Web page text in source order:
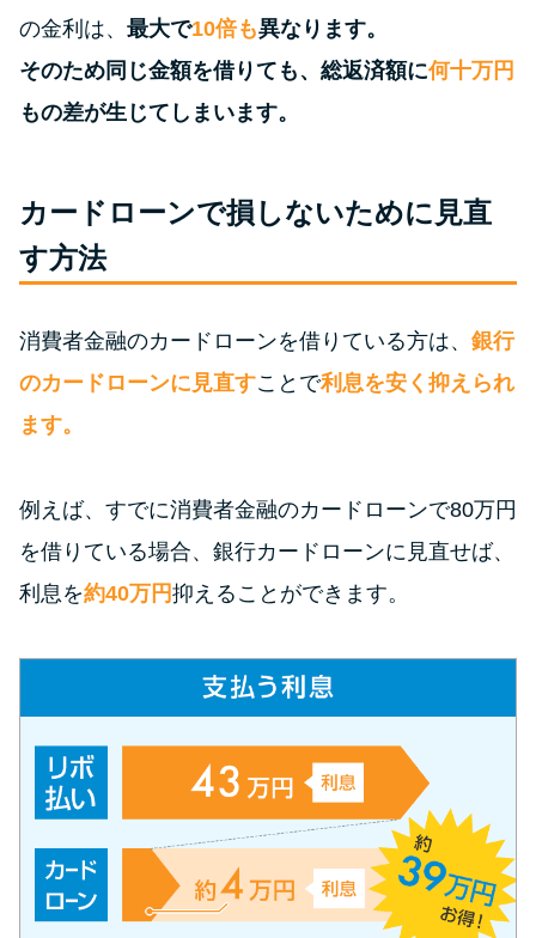
種類や特徴で探す
銀行カードローンを選ぶべき4つ
無利息期間を利用して利息0円で
その他コラム
処法3つ
家賃払えないが強制退去は避け
街金とは？絶対審査通る？借金
に悩む人へ街金をおすすめしな
い理由
質屋でお金を借りるには？年利
やシステムをカードローンと比
較
の金利は、 最大で10倍も異なります。
そのため同じ金額を借りても、総返済額に何十万円
もの差が生じてしまいます。
カードローンで損しないために見直
す方法
消費者金融のカードローンを借りている方は、 銀行
のカードローンに見直すことで利息を安く抑えられ
ます。
例えば、すでに消費者金融のカードローンで80万円
を借りている場合、銀行カードローンに見直せば、
利息を約40万円抑えることができます。